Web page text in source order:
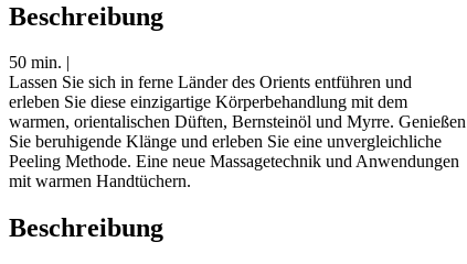
Beschreibung
50 min. |
Lassen Sie sich in ferne Länder des Orients entführen und
erleben Sie diese einzigartige Körperbehandlung mit dem
warmen, orientalischen Düften, Bernsteinöl und Myrre. Genießen
Sie beruhigende Klänge und erleben Sie eine unvergleichliche
Peeling Methode. Eine neue Massagetechnik und Anwendungen
mit warmen Handtüchern.
Beschreibung